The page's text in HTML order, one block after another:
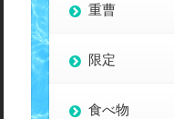
重曹
限定
食べ物